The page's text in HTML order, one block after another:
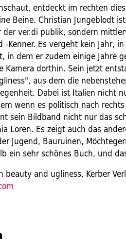
entdeckt im rechten
Beine. Christian Jungeblodt
der ver.di publik, sondern
-Kenner. Es vergeht kein Jahr,
in dem er zudem einige Jahre
Kamera dorthin. Sein jetzt
aus dem die
Dabei ist Italien nicht
wenn es politisch nach
sein Bildband nicht nur das
Loren. Es zeigt auch das
Jugend, Bauruinen,
ein sehr schönes Buch, und
beauty and ugliness, Kerber